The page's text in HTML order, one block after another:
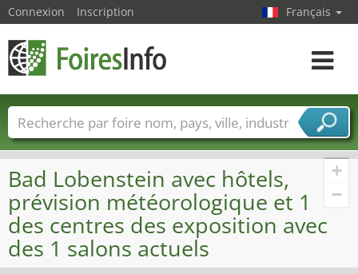
+
−
Bad Lobenstein avec hôtels,
prévision météorologique et 1
des centres des exposition avec
des 1 salons actuels
Connexion Inscription Français
Toggle
Foire noms Pays Villes
Secteurs de foire
Secteurs du fournisseur de services